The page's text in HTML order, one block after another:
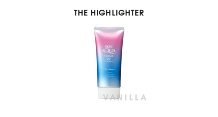
THE HIGHLIGHTER